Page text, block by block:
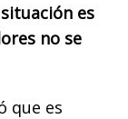
es
no se
que es